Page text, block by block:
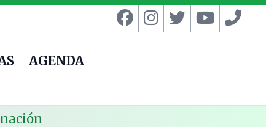
AGENDA